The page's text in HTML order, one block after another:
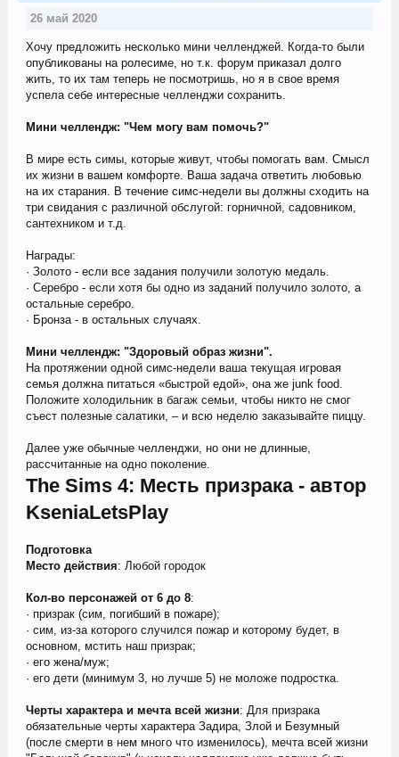
26 май 2020
Хочу предложить несколько мини челленджей. Когда-то были
опубликованы на ролесиме, но т.к. форум приказал долго
жить, то их там теперь не посмотришь, но я в свое время
успела себе интересные челленджи сохранить.
Мини челлендж: "Чем могу вам помочь?"
В мире есть симы, которые живут, чтобы помогать вам. Смысл
их жизни в вашем комфорте. Ваша задача ответить любовью
на их старания. В течение симс-недели вы должны сходить на
три свидания с различной обслугой: горничной, садовником,
сантехником и т.д.
Награды:
· Золото - если все задания получили золотую медаль.
· Серебро - если хотя бы одно из заданий получило золото, а
остальные серебро.
· Бронза - в остальных случаях.
Мини челлендж: "Здоровый образ жизни".
На протяжении одной симс-недели ваша текущая игровая
семья должна питаться «быстрой едой», она же junk food.
Положите холодильник в багаж семьи, чтобы никто не смог
съест полезные салатики, – и всю неделю заказывайте пиццу.
Далее уже обычные челленджи, но они не длинные,
рассчитанные на одно поколение.
The Sims 4: Месть призрака - автор
KseniaLetsPlay
Подготовка
Место действия: Любой городок
Кол-во персонажей от 6 до 8:
· призрак (сим, погибший в пожаре);
· сим, из-за которого случился пожар и которому будет, в
основном, мстить наш призрак;
· его жена/муж;
· его дети (минимум 3, но лучше 5) не моложе подростка.
Черты характера и мечта всей жизни: Для призрака
обязательные черты характера Задира, Злой и Безумный
(после смерти в нем много что изменилось), мечта всей жизни